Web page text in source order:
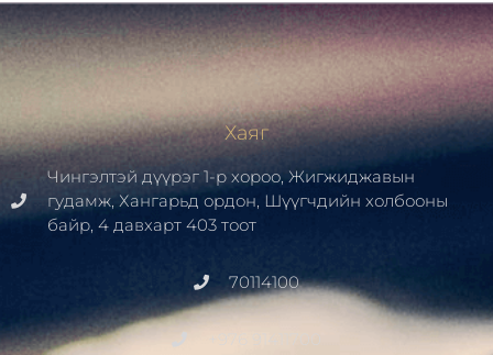
Хаяг
Чингэлтэй дүүрэг 1-р хороо, Жигжиджавын
гудамж, Хангарьд ордон, Шүүгчдийн холбооны
байр, 4 давхарт 403 тоот
70114100